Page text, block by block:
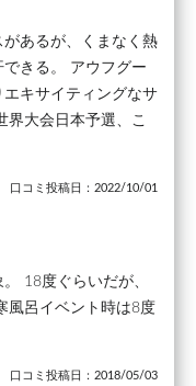
あるが、くまなく熱
きる。 アウフグー
キサイティングなサ
界大会日本予選、こ
口コミ投稿日：2022/10/01
18度ぐらいだが、
風呂イベント時は8度
口コミ投稿日：2018/05/03